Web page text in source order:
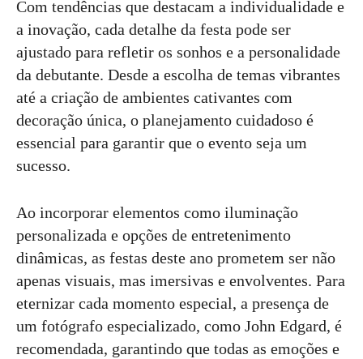
Com tendências que destacam a individualidade e
a inovação, cada detalhe da festa pode ser
ajustado para refletir os sonhos e a personalidade
da debutante. Desde a escolha de temas vibrantes
até a criação de ambientes cativantes com
decoração única, o planejamento cuidadoso é
essencial para garantir que o evento seja um
sucesso.
Ao incorporar elementos como iluminação
personalizada e opções de entretenimento
dinâmicas, as festas deste ano prometem ser não
apenas visuais, mas imersivas e envolventes. Para
eternizar cada momento especial, a presença de
um fotógrafo especializado, como John Edgard, é
recomendada, garantindo que todas as emoções e